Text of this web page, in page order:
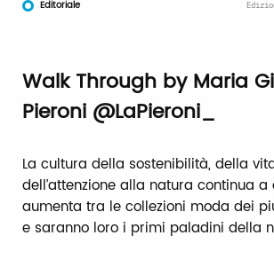
Editoriale
Walk Through by Maria
Pieroni @LaPieroni_
La cultura della sostenibilità, della
dell’attenzione alla natura continua
aumenta tra le collezioni moda dei
e saranno loro i primi paladini della